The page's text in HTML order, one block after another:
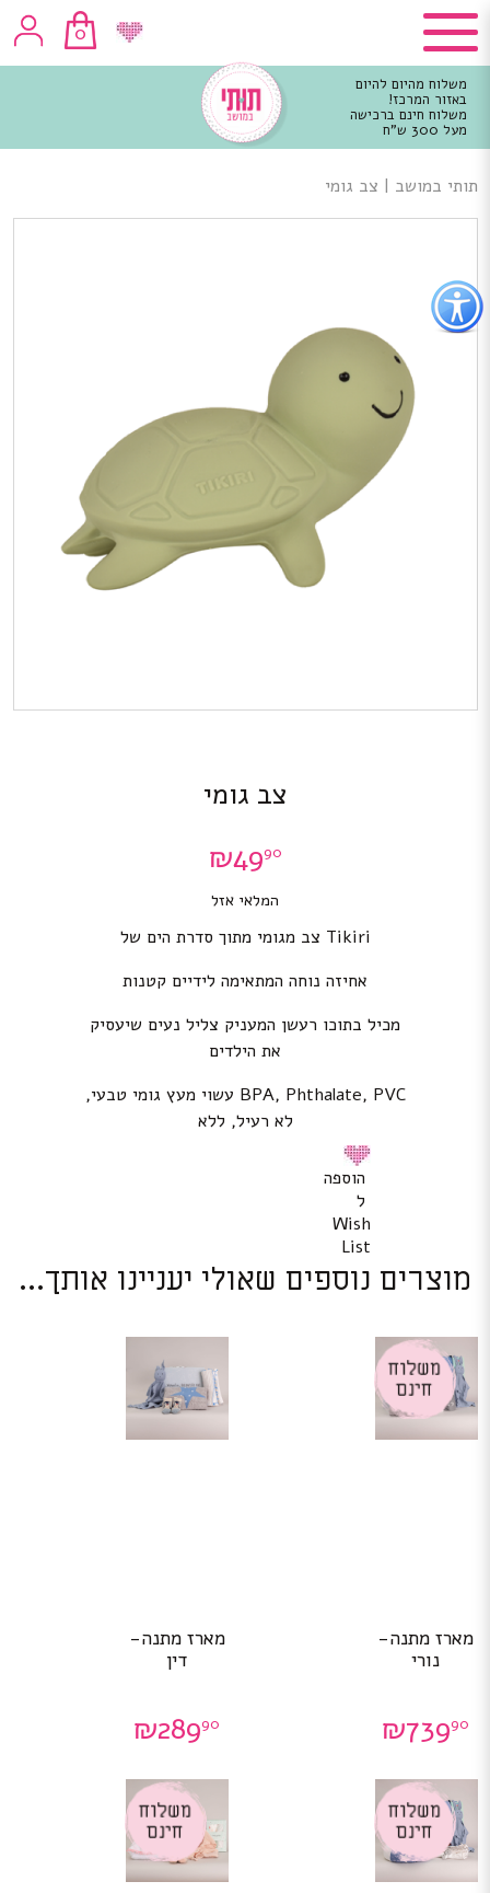
כפתור
לפתיחת
תפריט
נגישות
0
משלוח מהיום להיום
באזור המרכז!
משלוח חינם ברכישה
מעל 300 ש"ח
מרכזי
תותי במושב | צב גומי
צב גומי
₪4990
המלאי אזל
Tikiri צב מגומי מתוך סדרת הים של
אחיזה נוחה המתאימה לידיים קטנות
מכיל בתוכו רעשן המעניק צליל נעים שיעסיק
את הילדים
BPA, Phthalate, PVC עשוי מעץ גומי טבעי,
לא רעיל, ללא
הוספה
ל
Wish
List
מוצרים נוספים שאולי יעניינו אותך...
מארז מתנה-
נורי
₪73990
מארז מתנה-
דין
₪28990